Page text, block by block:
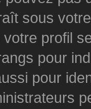
sous
profil
pour
pour